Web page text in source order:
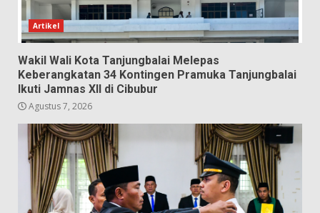
Artikel
Wakil Wali Kota Tanjungbalai Melepas
Keberangkatan 34 Kontingen Pramuka Tanjungbalai
Ikuti Jamnas XII di Cibubur
Agustus 7, 2026